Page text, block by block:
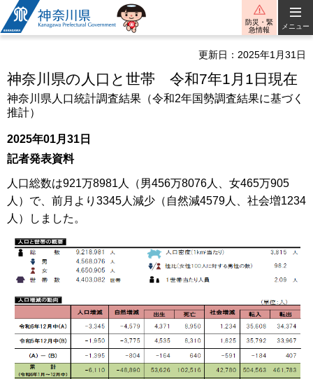
神奈川県
防災・緊
急情報
メニュー
更新日：2025年1月31日
神奈川県の人口と世帯 令和7年1月1日現在
神奈川県人口統計調査結果（令和2年国勢調査結果に基づく
推計）
2025年01月31日
記者発表資料
人口総数は921万8981人（男456万8076人、女465万905
人）で、前月より3345人減少（自然減4579人、社会増1234
人）しました。